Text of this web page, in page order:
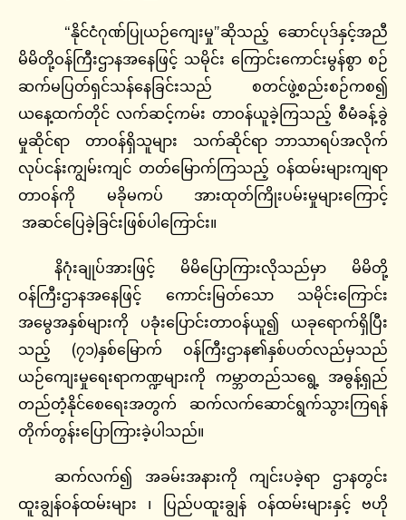
“နိုင်ငံဂုဏ်ပြုယဉ်ကျေးမှု”ဆိုသည့် ဆောင်ပုဒ်နှင့်အညီ
မိမိတို့ဝန်ကြီးဌာနအနေဖြင့် သမိုင်း ကြောင်းကောင်းမွန်စွာ စဉ်
ဆက်မပြတ်ရှင်သန်နေခြင်းသည် စတင်ဖွဲ့စည်းစဉ်ကစ၍
ယနေ့ထက်တိုင် လက်ဆင့်ကမ်း တာဝန်ယူခဲ့ကြသည့် စီမံခန့်ခွဲ
မှုဆိုင်ရာ တာဝန်ရှိသူများ သက်ဆိုင်ရာ ဘာသာရပ်အလိုက်
လုပ်ငန်းကျွမ်းကျင် တတ်မြောက်ကြသည့် ဝန်ထမ်းများကျရာ
တာဝန်ကို မခိုမကပ် အားထုတ်ကြိုးပမ်းမှုများကြောင့်
အဆင်ပြေခဲ့ခြင်းဖြစ်ပါကြောင်း။
နိဂုံးချုပ်အားဖြင့် မိမိပြောကြားလိုသည်မှာ မိမိတို့
ဝန်ကြီးဌာနအနေဖြင့် ကောင်းမြတ်သော သမိုင်းကြောင်း
အမွေအနှစ်များကို ပခုံးပြောင်းတာဝန်ယူ၍ ယခုရောက်ရှိပြီး
သည့် (၇၁)နှစ်မြောက် ဝန်ကြီးဌာန၏နှစ်ပတ်လည်မှသည်
ယဉ်ကျေးမှုရေးရာကဏ္ဍများကို ကမ္ဘာတည်သရွေ့ အဓွန့်ရှည်
တည်တံ့နိုင်စေရေးအတွက် ဆက်လက်ဆောင်ရွက်သွားကြရန်
တိုက်တွန်းပြောကြားခဲ့ပါသည်။
ဆက်လက်၍ အခမ်းအနားကို ကျင်းပခဲ့ရာ ဌာနတွင်း
ထူးချွန်ဝန်ထမ်းများ ၊ ပြည်ပထူးချွန် ဝန်ထမ်းများနှင့် ဗဟို